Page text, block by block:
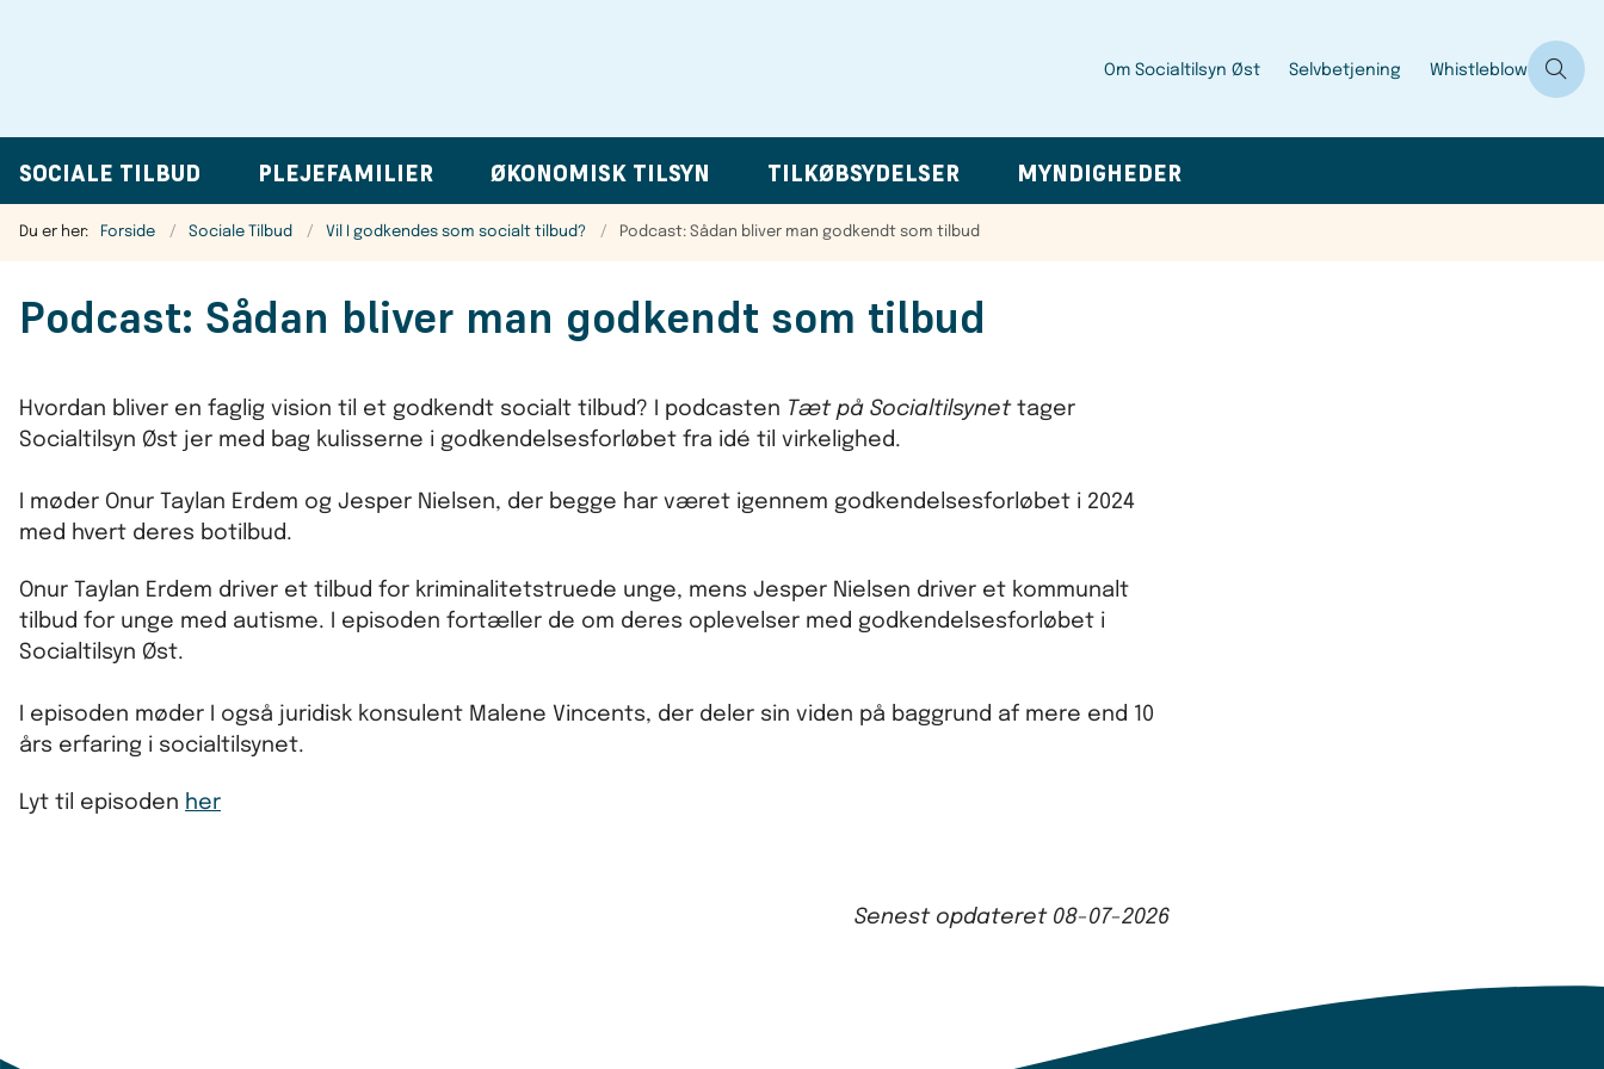
Om Socialtilsyn Øst Selvbetjening Whistleblow
SOCIALE TILBUD PLEJEFAMILIER ØKONOMISK TILSYN TILKØBSYDELSER MYNDIGHEDER
Du er her: Forside Sociale Tilbud Vil I godkendes som socialt tilbud? Podcast: Sådan bliver man godkendt som tilbud
Podcast: Sådan bliver man godkendt som tilbud
Hvordan bliver en faglig vision til et godkendt socialt tilbud? I podcasten Tæt på Socialtilsynettager
Socialtilsyn Øst jer med bag kulisserne i godkendelsesforløbet fra idé til virkelighed.
I møder Onur Taylan Erdem og Jesper Nielsen, der begge har været igennem godkendelsesforløbet i 2024
med hvert deres botilbud.
Onur Taylan Erdem driver et tilbud for kriminalitetstruede unge, mens Jesper Nielsen driver et kommunalt
tilbud for unge med autisme. I episoden fortæller de om deres oplevelser med godkendelsesforløbet i
Socialtilsyn Øst.
I episoden møder I også juridisk konsulent Malene Vincents, der deler sin viden på baggrund af mere end 10
års erfaring i socialtilsynet.
Lyt til episoden her
Senest opdateret 08-07-2026